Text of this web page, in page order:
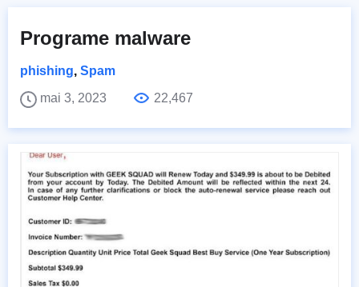
Programe malware
phishing, Spam
mai 3, 2023
22,467